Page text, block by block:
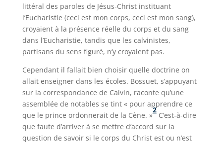
littéral des paroles de Jésus-Christ instituant
l’Eucharistie (ceci est mon corps, ceci est mon sang),
croyaient à la présence réelle du corps et du sang
dans l’Eucharistie, tandis que les calvinistes,
partisans du sens figuré, n’y croyaient pas.
Cependant il fallait bien choisir quelle doctrine on
allait enseigner dans les écoles. Bossuet, s’appuyant
sur la correspondance de Calvin, raconte qu’une
assemblée de notables se tint « pour apprendre ce
que le prince ordonnerait de la Cène. »
2
C’est-à-dire
que faute d’arriver à se mettre d’accord sur la
question de savoir si le corps du Christ est ou n’est